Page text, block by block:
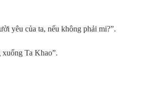
yêu của ta, nếu không phải mi?”.
Ta Khao”.